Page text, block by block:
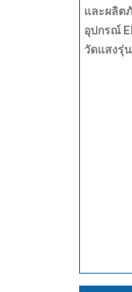
และผลิต
อุปกรณ์
วัดแสงรุ่